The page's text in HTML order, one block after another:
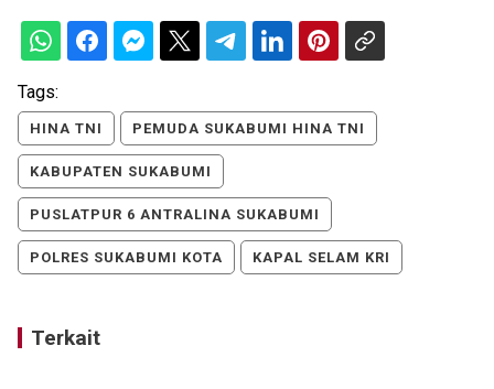
Tags:
HINA TNI PEMUDA SUKABUMI HINA TNI
KABUPATEN SUKABUMI
PUSLATPUR 6 ANTRALINA SUKABUMI
POLRES SUKABUMI KOTA KAPAL SELAM KRI
Terkait